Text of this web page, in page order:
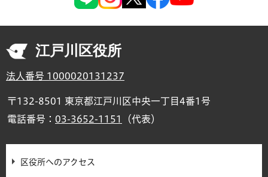
江戸川区役所
法人番号 1000020131237
〒132-8501 東京都江戸川区中央一丁目4番1号
電話番号： 03-3652-1151 （代表）
区役所へのアクセス